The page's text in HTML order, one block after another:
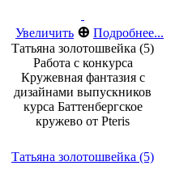
Увеличить ⊕ Подробнее...
Татьяна золотошвейка (5)
Работа с конкурса
Кружевная фантазия с
дизайнами выпускников
курса Баттенбергское
кружево от Pteris
Татьяна золотошвейка (5)